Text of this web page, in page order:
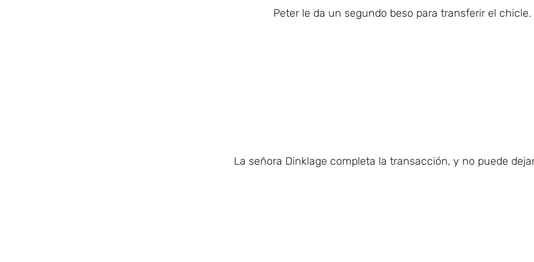
Peter le da un segundo beso para transferir el chicle.
La señora Dinklage completa la transacción, y no puede